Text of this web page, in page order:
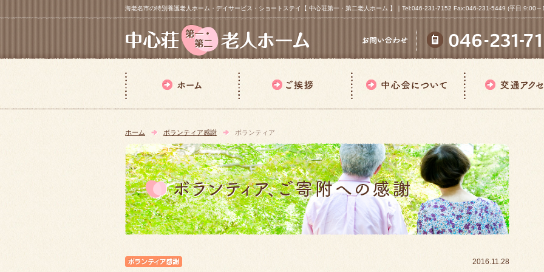
海老名市の特別養護老人ホーム・デイサービス・ショートステイ【 中心荘第一・第二老人ホーム 】｜Tel:046-231-7152 Fax:046-231-5449 (平日 9:00
ホーム ボランティア感謝 ボランティア
2016.11.28